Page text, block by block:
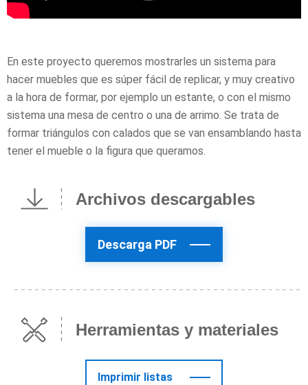
En este proyecto queremos mostrarles un sistema para
hacer muebles que es súper fácil de replicar, y muy creativo
a la hora de formar, por ejemplo un estante, o con el mismo
sistema una mesa de centro o una de arrimo. Se trata de
formar triángulos con calados que se van ensamblando hasta
tener el mueble o la figura que queramos.
Archivos descargables
Descarga PDF
Herramientas y materiales
Imprimir listas